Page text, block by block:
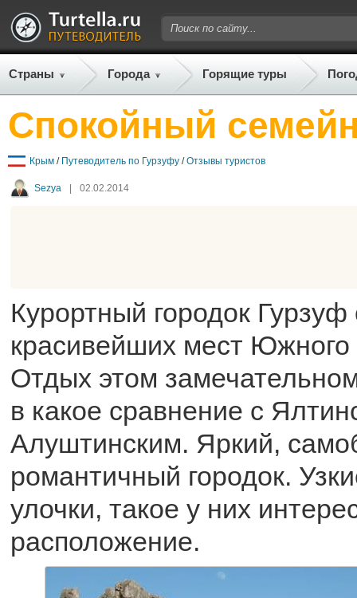
Страны Города Горящие туры
Спокойный
Крым / Путеводитель по Гурзуфу /Отзывы туристов
Sezya | 02.02.2014
Курортный городок
красивейших мест
Отдых этом
в какое сравнение с
Алуштинским. Яркий,
романтичный городок.
улочки, такое у них
расположение.